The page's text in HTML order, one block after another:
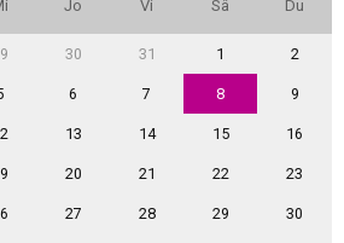
Jo Vi Sâ Du
30 31 1 2
6 7 8 9
13 14 15 16
20 21 22 23
27 28 29 30